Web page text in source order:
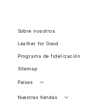
Sobre nosotros
Leather for Good
Programa de fidelización
Sitemap
Países
Perú
Nuestras tiendas